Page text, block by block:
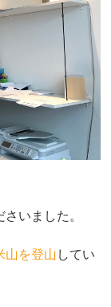
いました。
山を登山 してい